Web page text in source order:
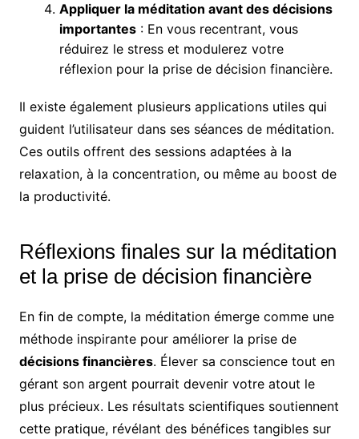
Appliquer la méditation avant des décisions
importantes: En vous recentrant, vous
réduirez le stress et modulerez votre
réflexion pour la prise de décision financière.
Il existe également plusieurs applications utiles qui
guident l’utilisateur dans ses séances de méditation.
Ces outils offrent des sessions adaptées à la
relaxation, à la concentration, ou même au boost de
la productivité.
Réflexions finales sur la méditation
et la prise de décision financière
En fin de compte, la méditation émerge comme une
méthode inspirante pour améliorer la prise de
décisions financières. Élever sa conscience tout en
gérant son argent pourrait devenir votre atout le
plus précieux. Les résultats scientifiques soutiennent
cette pratique, révélant des bénéfices tangibles sur